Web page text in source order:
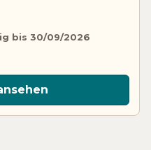
bis 30/09/2026